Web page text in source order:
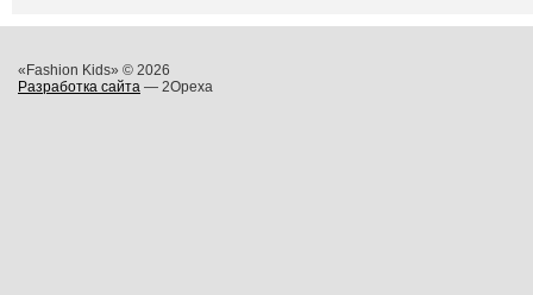
«Fashion Kids» © 2026
Разработка сайта — 2Opexa